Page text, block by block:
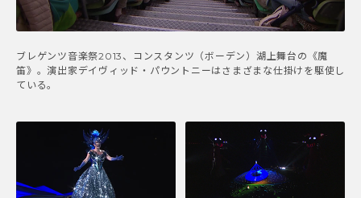
ブレゲンツ音楽祭2013、コンスタンツ（ボーデン）湖上舞台の《魔
笛》。演出家デイヴィッド・パウントニーはさまざまな仕掛けを駆使し
ている。